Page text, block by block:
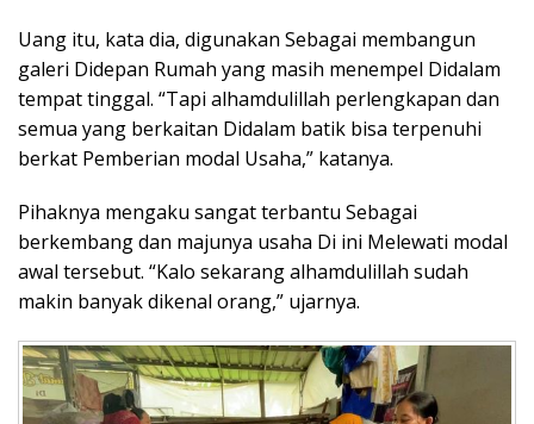
Uang itu, kata dia, digunakan Sebagai membangun
galeri Didepan Rumah yang masih menempel Didalam
tempat tinggal. “Tapi alhamdulillah perlengkapan dan
semua yang berkaitan Didalam batik bisa terpenuhi
berkat Pemberian modal Usaha,” katanya.
Pihaknya mengaku sangat terbantu Sebagai
berkembang dan majunya usaha Di ini Melewati modal
awal tersebut. “Kalo sekarang alhamdulillah sudah
makin banyak dikenal orang,” ujarnya.